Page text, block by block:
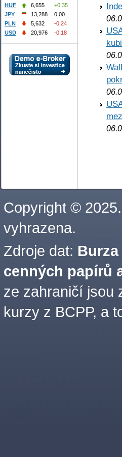
HUF
6,655
+0,35
JPY
13,288
0,00
PLN
5,632
-0,24
USD
20,976 -0,18
Copyright ©
vyhrazena.
Zdroje dat:
cenných papírů
ze zahraničí jsou
kurzy z BCPP, a